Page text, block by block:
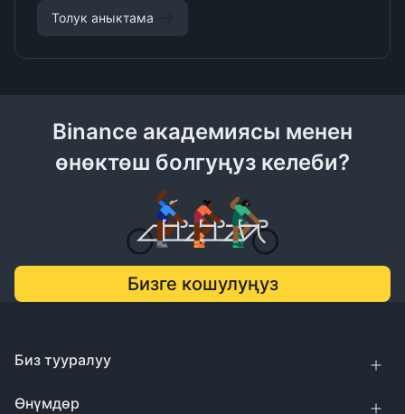
Толук аныктама
Binance академиясы менен
өнөктөш болгуңуз келеби?
Бизге кошулуңуз
Биз тууралуу
Өнүмдөр